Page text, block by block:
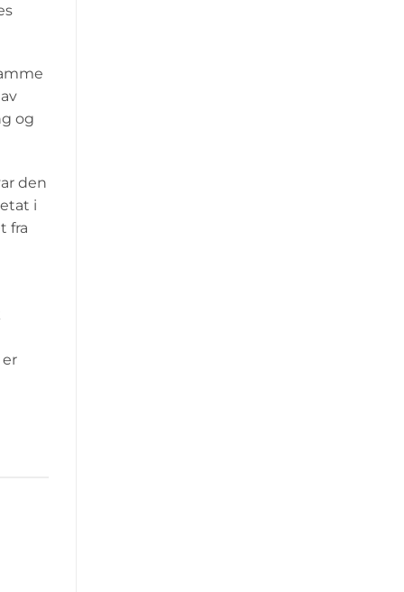
og
den
i
fra